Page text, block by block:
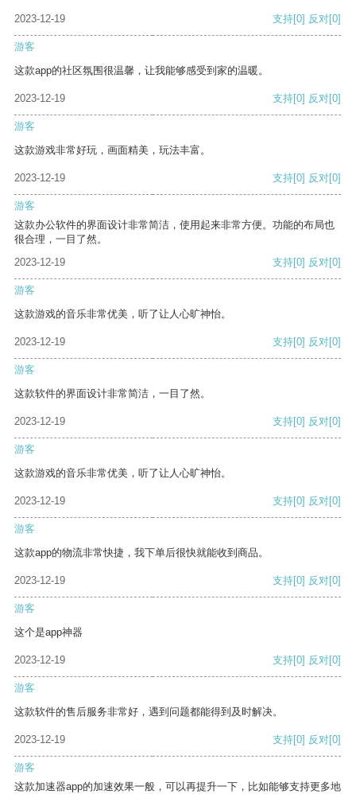
2023-12-19 支持[0] 反对[0]
游客
这款app的社区氛围很温馨，让我能够感受到家的温暖。
2023-12-19 支持[0] 反对[0]
游客
这款游戏非常好玩，画面精美，玩法丰富。
2023-12-19 支持[0] 反对[0]
游客
这款办公软件的界面设计非常简洁，使用起来非常方便。功能的布局也
很合理，一目了然。
2023-12-19
支持[0] 反对[0]
游客
这款游戏的音乐非常优美，听了让人心旷神怡。
2023-12-19 支持[0] 反对[0]
游客
这款软件的界面设计非常简洁，一目了然。
2023-12-19 支持[0] 反对[0]
游客
这款游戏的音乐非常优美，听了让人心旷神怡。
2023-12-19 支持[0] 反对[0]
游客
这款app的物流非常快捷，我下单后很快就能收到商品。
2023-12-19 支持[0] 反对[0]
游客
这个是app神器
2023-12-19 支持[0] 反对[0]
游客
这款软件的售后服务非常好，遇到问题都能得到及时解决。
2023-12-19 支持[0] 反对[0]
游客
这款加速器app的加速效果一般，可以再提升一下，比如能够支持更多地